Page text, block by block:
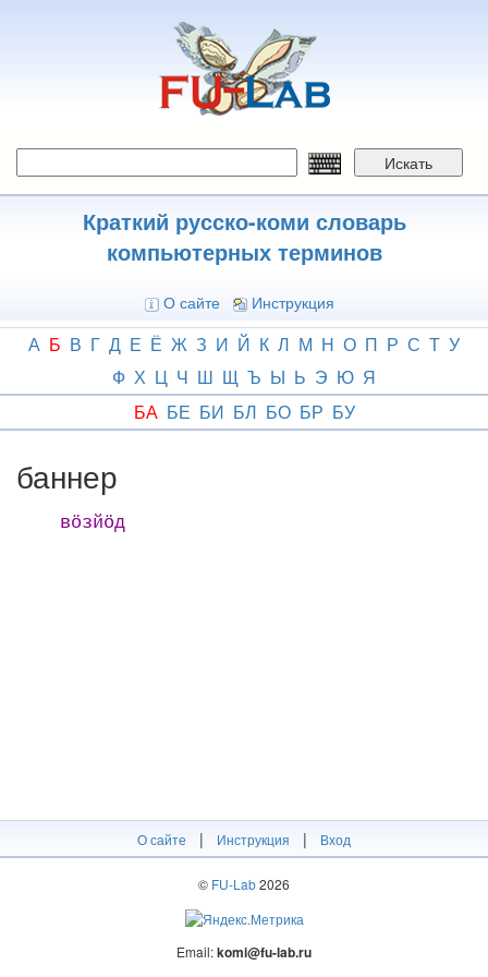
Искать
Краткий русско-коми словарь
компьютерных терминов
О сайте Инструкция
А Б В Г Д Е Ё Ж З И Й К Л М Н О П Р С Т У
Ф Х Ц Ч Ш Щ Ъ Ы Ь Э Ю Я
БА БЕ БИ БЛ БО БР БУ
баннер
вӧзйӧд
О сайте | Инструкция | Вход
© FU-Lab2026
Email:komi@fu-lab.ru